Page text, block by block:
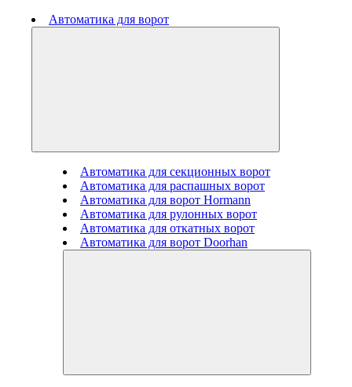
Автоматика для ворот
Автоматика для секционных ворот
Автоматика для распашных ворот
Автоматика для ворот Hormann
Автоматика для рулонных ворот
Автоматика для откатных ворот
Автоматика для ворот Doorhan